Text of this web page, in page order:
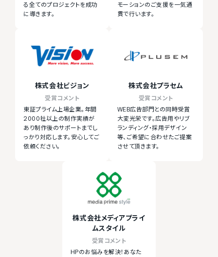
る全てのプロジェクトを成功
に導きます。
モーションのご支援を一気通
貫で行います。
株式会社ビジョン
受賞コメント
東証プライム上場企業。年間
2000社以上の制作実績が
あり制作後のサポートまでし
っかり対応します。安心してご
依頼ください。
株式会社プラセム
受賞コメント
WEB広告部門との同時受賞
大変光栄です。広告用やリブ
ランディング・採用デザイン
等、ご希望に合わせたご提案
させて頂きます。
株式会社メディアプライ
ムスタイル
受賞コメント
HPのお悩みを解決！あなた